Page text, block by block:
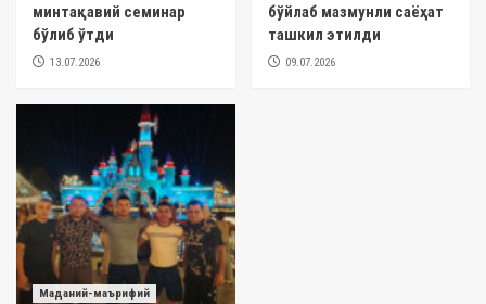
минтақавий семинар
бўлиб ўтди
13.07.2026
бўйлаб мазмунли саёҳат
ташкил этилди
09.07.2026
Маданий-маърифий